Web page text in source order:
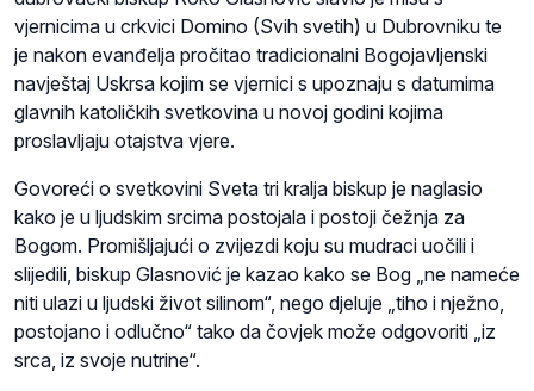
vjernicima u crkvici Domino (Svih svetih) u Dubrovniku te
je nakon evanđelja pročitao tradicionalni Bogojavljenski
navještaj Uskrsa kojim se vjernici s upoznaju s datumima
glavnih katoličkih svetkovina u novoj godini kojima
proslavljaju otajstva vjere.
Govoreći o svetkovini Sveta tri kralja biskup je naglasio
kako je u ljudskim srcima postojala i postoji čežnja za
Bogom. Promišljajući o zvijezdi koju su mudraci uočili i
slijedili, biskup Glasnović je kazao kako se Bog „ne nameće
niti ulazi u ljudski život silinom“, nego djeluje „tiho i nježno,
postojano i odlučno“ tako da čovjek može odgovoriti „iz
srca, iz svoje nutrine“.